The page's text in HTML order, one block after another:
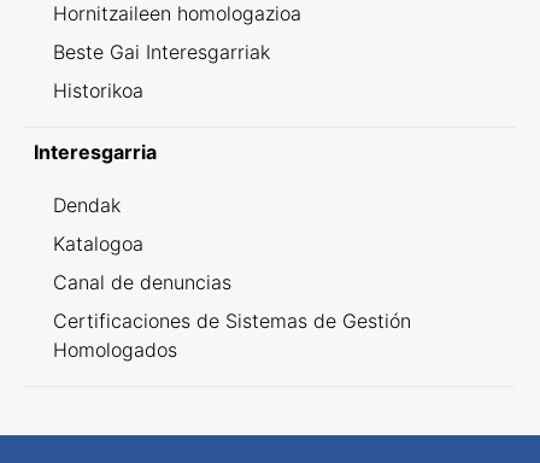
Hornitzaileen homologazioa
Beste Gai Interesgarriak
Historikoa
Interesgarria
Dendak
Katalogoa
Canal de denuncias
Certificaciones de Sistemas de Gestión
Homologados